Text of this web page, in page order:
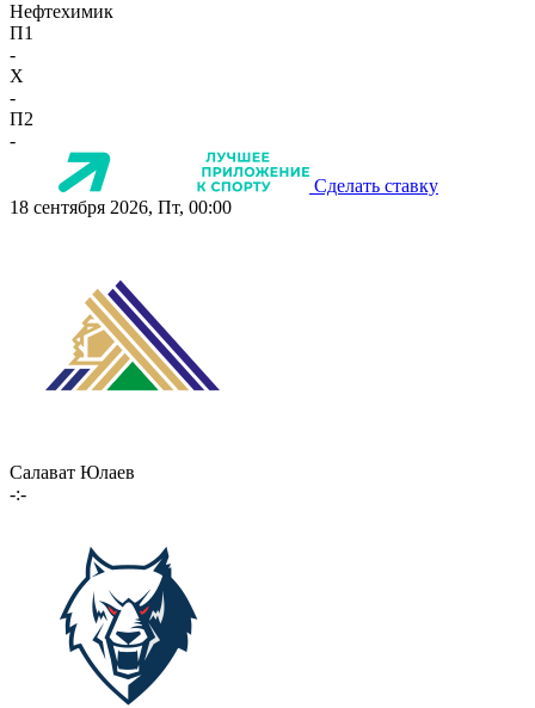
Нефтехимик
П1
-
X
-
П2
-
Сделать ставку
18 сентября 2026, Пт, 00:00
Салават Юлаев
-:-